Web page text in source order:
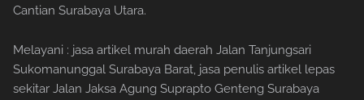
Cantian Surabaya Utara.
Melayani : jasa artikel murah daerah Jalan Tanjungsari
Sukomanunggal Surabaya Barat, jasa penulis artikel lepas
sekitar Jalan Jaksa Agung Suprapto Genteng Surabaya